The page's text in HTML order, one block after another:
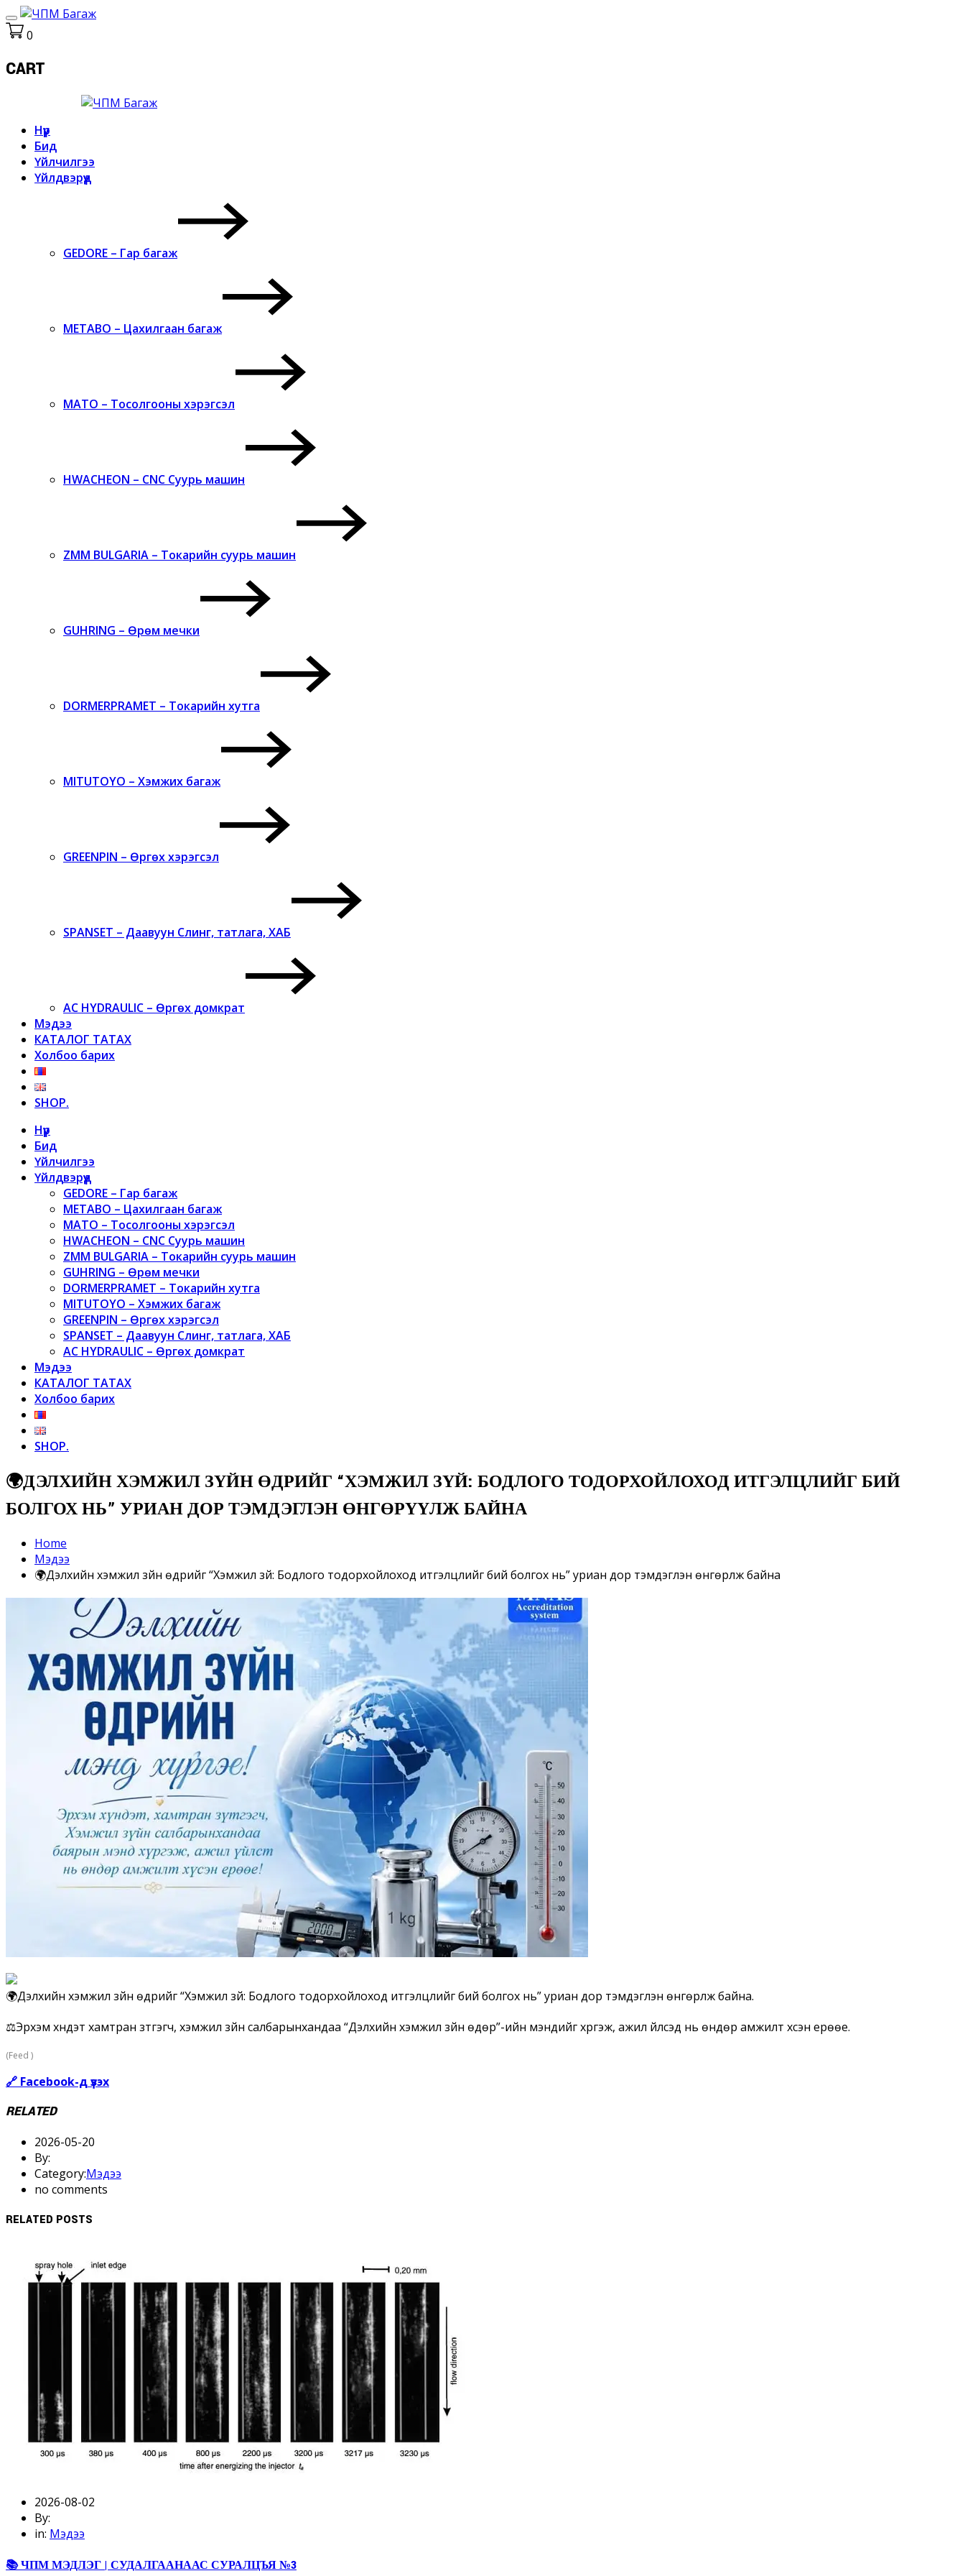
0
CART
Нүүр
Бид
Үйлчилгээ
Үйлдвэрүүд
GEDORE – Гар багаж
METABO – Цахилгаан багаж
MATO – Тосолгооны хэрэгсэл
HWACHEON – CNC Суурь машин
ZMM BULGARIA – Токарийн суурь машин
GUHRING – Өрөм мечки
DORMERPRAMET – Токарийн хутга
MITUTOYO – Хэмжих багаж
GREENPIN – Өргөх хэрэгсэл
SPANSET – Даавуун Слинг, татлага, ХАБ
AC HYDRAULIC – Өргөх домкрат
Мэдээ
КАТАЛОГ ТАТАХ
Холбоо барих
SHOP.
Нүүр
Бид
Үйлчилгээ
Үйлдвэрүүд
GEDORE – Гар багаж
METABO – Цахилгаан багаж
MATO – Тосолгооны хэрэгсэл
HWACHEON – CNC Суурь машин
ZMM BULGARIA – Токарийн суурь машин
GUHRING – Өрөм мечки
DORMERPRAMET – Токарийн хутга
MITUTOYO – Хэмжих багаж
GREENPIN – Өргөх хэрэгсэл
SPANSET – Даавуун Слинг, татлага, ХАБ
AC HYDRAULIC – Өргөх домкрат
Мэдээ
КАТАЛОГ ТАТАХ
Холбоо барих
SHOP.
🌍ДЭЛХИЙН ХЭМЖИЛ ЗҮЙН ӨДРИЙГ “ХЭМЖИЛ ЗҮЙ: БОДЛОГО ТОДОРХОЙЛОХОД ИТГЭЛЦЛИЙГ БИЙ
БОЛГОХ НЬ” УРИАН ДОР ТЭМДЭГЛЭН ӨНГӨРҮҮЛЖ БАЙНА
Home
Мэдээ
🌍Дэлхийн хэмжил зүйн өдрийг “Хэмжил зүй: Бодлого тодорхойлоход итгэлцлийг бий болгох нь” уриан дор тэмдэглэн өнгөрүүлж байна
🌍Дэлхийн хэмжил зүйн өдрийг “Хэмжил зүй: Бодлого тодорхойлоход итгэлцлийг бий болгох нь” уриан дор тэмдэглэн өнгөрүүлж байна.
⚖️Эрхэм хүндэт хамтран зүтгэгч, хэмжил зүйн салбарынхандаа “Дэлхийн хэмжил зүйн өдөр”-ийн мэндийг хүргэж, ажил үйлсэд нь өндөр амжилт хүсэн ерөөе.
(Feed )
🔗 Facebook-д үзэх
RELATED
2026-05-20
By:
Category:Мэдээ
no comments
RELATED POSTS
2026-08-02
By:
in: Мэдээ
📚 ЧПМ МЭДЛЭГ | СУДАЛГААНААС СУРАЛЦЪЯ №3